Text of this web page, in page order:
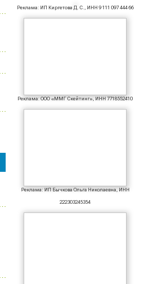
Реклама: ИП Киргетова Д. С., ИНН 9 111 097 444 66
Реклама: ООО «ММГ Скейтинг», ИНН 7718552410
Реклама: ИП Бычкова Ольга Николаевна, ИНН
222303245354